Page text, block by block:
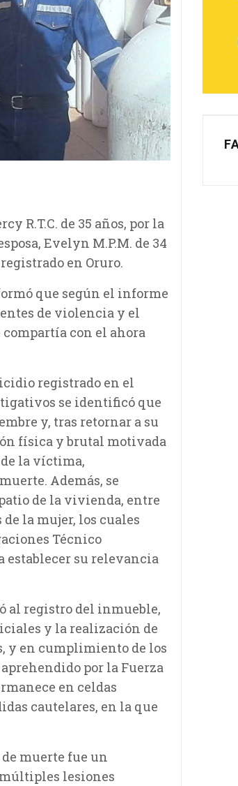
R.T.C. de 35 años, por la
Evelyn M.P.M. de 34
en Oruro.
que según el informe
de violencia y el
con el ahora
registrado en el
se identificó que
y, tras retornar a su
física y brutal motivada
la víctima,
Además, se
de la vivienda, entre
la mujer, los cuales
Técnico
establecer su relevancia
al registro del inmueble,
y la realización de
y en cumplimiento de los
por la Fuerza
en celdas
cautelares, en la que
muerte fue un
lesiones